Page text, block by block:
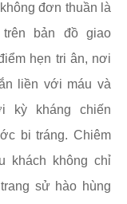
đơn thuần là
bản đồ giao
hẹn tri ân, nơi
liền với máu và
kỳ kháng chiến
bi tráng. Chiêm
khách không chỉ
sử hào hùng